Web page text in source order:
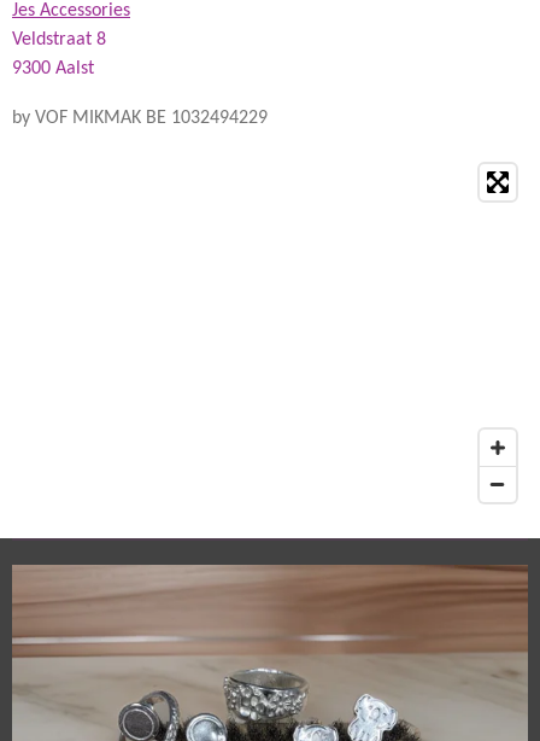
Jes Accessories
Veldstraat 8
9300 Aalst
by VOF MIKMAK BE 1032494229